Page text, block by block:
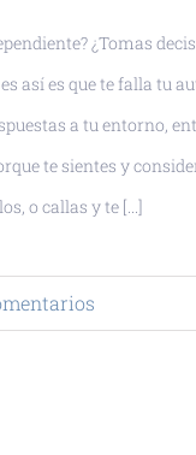
¿Tomas
así es que te falla tu
a tu entorno,
te sientes y
o callas y te [...]